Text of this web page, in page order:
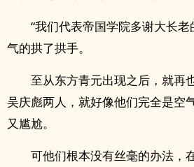
“我们代表帝国学院多谢大长
气的拱了拱手。
至从东方青元出现之后，就再
吴庆彪两人，就好像他们完全是空
又尴尬。
可他们根本没有丝毫的办法，